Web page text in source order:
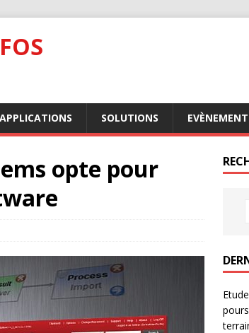
APPLICATIONS SOLUTIONS
opte pour